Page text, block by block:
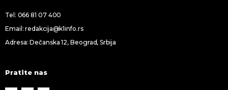
Tel: 066 81 07 400
Email:redakcija@k1info.rs
Adresa: Dečanska 12, Beograd, Srbija
Pratite nas